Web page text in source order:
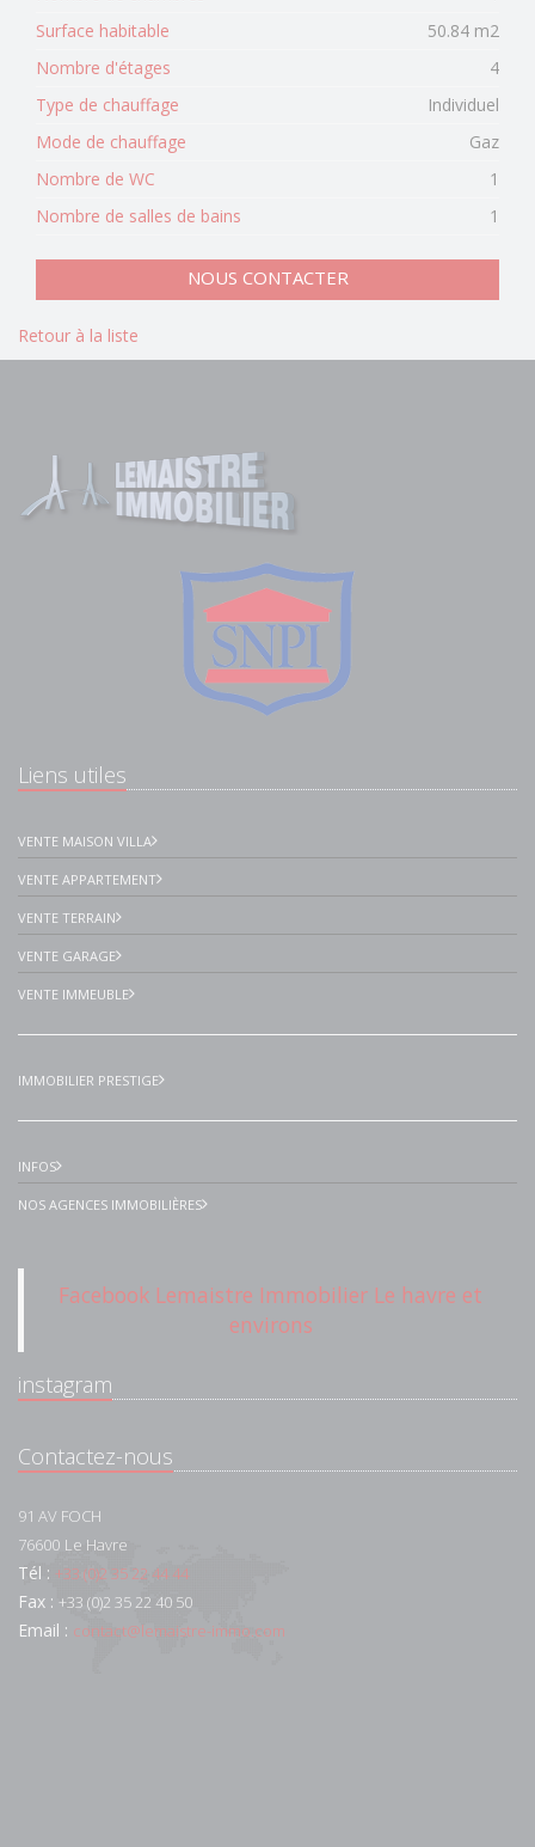
Surface habitable
50.84 m2
Nombre d'étages
4
Type de chauffage
Individuel
Mode de chauffage
Gaz
Nombre de WC
1
Nombre de salles de bains
1
NOUS CONTACTER
Retour à la liste
Liens utiles
VENTE MAISON VILLA
VENTE APPARTEMENT
VENTE TERRAIN
VENTE GARAGE
VENTE IMMEUBLE
IMMOBILIER PRESTIGE
INFOS
NOS AGENCES IMMOBILIÈRES
Facebook Lemaistre Immobilier Le havre et
environs
instagram
Contactez-nous
91 AV FOCH
76600 Le Havre
Tél : +33 (0)2 35 22 44 44
Fax : +33 (0)2 35 22 40 50
Email : contact@lemaistre-immo.com